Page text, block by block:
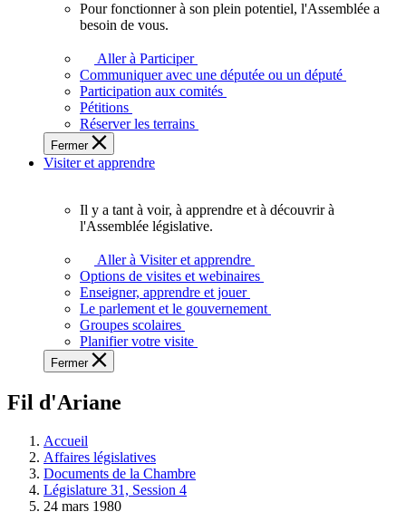
plein
potentiel,
l'Assemblée
a
besoin
de
Pour fonctionner à son plein potentiel, l'Assemblée a
besoin de vous.
Aller à Participer
Communiquer avec une députée ou un député
Participation aux comités
Pétitions
Réserver les terrains
Fermer
Visiter et apprendre
voir,
apprendre
et
à
à
législative.
Il y a tant à voir, à apprendre et à découvrir à
l'Assemblée législative.
Aller à Visiter et apprendre
Options de visites et webinaires
Enseigner, apprendre et jouer
Le parlement et le gouvernement
Groupes scolaires
Planifier votre visite
Fermer
Fil d'Ariane
Accueil
Affaires législatives
Documents de la Chambre
Législature 31, Session 4
24 mars 1980